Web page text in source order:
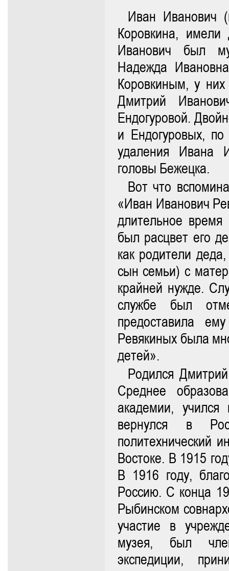
Иван Иванович
Коровкина,
Иванович был
Надежда
Коровкиным, у
Дмитрий
Ендогуровой.
и Ендогуровых,
удаления Ивана
головы Бежецка.
Вот что
«Иван Иванович
длительное
был расцвет его
как родители
сын семьи) с
крайней нужде.
службе был
предоставила
Ревякиных была
детей».
Родился
Среднее
академии, учился
вернулся в
политехнический
Востоке. В 1915
В 1916 году,
Россию. С конца
Рыбинском
участие в
музея, был
экспедиции,